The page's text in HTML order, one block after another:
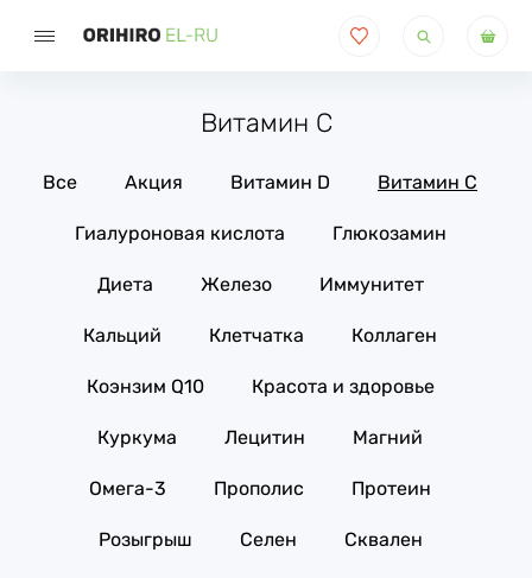
товаров
Витамин С
Все Акция Витамин D Витамин С
Гиалуроновая кислота Глюкозамин
Диета Железо Иммунитет
Кальций Клетчатка Коллаген
Коэнзим Q10 Красота и здоровье
Куркума Лецитин Магний
Омега-3 Прополис Протеин
Розыгрыш Селен Сквален